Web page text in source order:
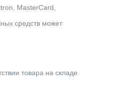
Drazice
Механическое
MasterCard,
средств может
товара на складе